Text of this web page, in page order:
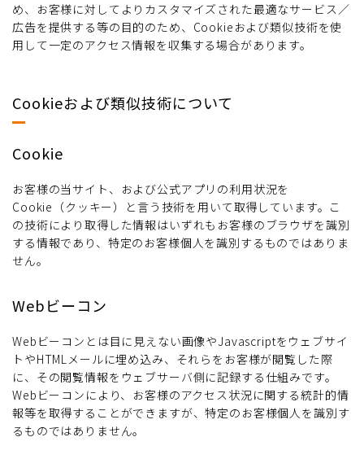
め、お客様に対してよりカスタマイズされた最適なサービス／
広告を提供する等の目的のため、Cookieおよび類似技術を使
用して一定のアクセス情報を収集する場合があります。
Cookieおよび類似技術について
Cookie
お客様の当サイト、および公式アプリの利用状況を
Cookie（クッキー）と言う技術を用いて取得しています。こ
の技術により取得した情報はいずれもお客様のブラウザを識別
する情報であり、特定のお客様個人を識別するものではありま
せん。
Webビーコン
Webビーコンとは目に見えない画像やJavascriptをウェブサイ
トやHTMLメールに埋め込み、それらをお客様が閲覧した際
に、その閲覧情報をウェブサーバ側に記録する仕組みです。
Webビーコンにより、お客様のアクセス状況に関する統計的情
報等を取得することができますが、特定のお客様個人を識別す
るものではありません。